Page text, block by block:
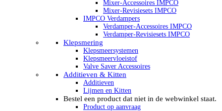
Mixer-Accessoires IMPCO
Mixer-Revisiesets IMPCO
IMPCO Verdampers
Verdamper-Accessoires IMPCO
Verdamper-Revisiesets IMPCO
Klepsmering
Klepsmeersystemen
Klepsmeervloeistof
Valve Saver Accessoires
Additieven & Kitten
Additieven
Lijmen en Kitten
Bestel een product dat niet in de webwinkel staat.
Product op aanvraag